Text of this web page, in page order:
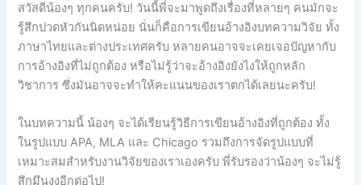
สวัสดีน้องๆ ทุกคนครับ! วันนี้พี่จะมาพูดถึงเรื่องที่หลายๆ คนมักจะ
รู้สึกปวดหัวกันนิดหน่อย นั่นก็คือการเขียนอ้างอิงบทความวิจัย ทั้ง
ภาษาไทยและต่างประเทศครับ หลายคนอาจจะเคยเจอปัญหากับ
การอ้างอิงที่ไม่ถูกต้อง หรือไม่รู้ว่าจะอ้างอิงยังไงให้ถูกหลัก
วิชาการ ซึ่งมันอาจจะทำให้คะแนนของเราตกได้เลยนะครับ!
ในบทความนี้ น้องๆ จะได้เรียนรู้วิธีการเขียนอ้างอิงที่ถูกต้อง ทั้ง
ในรูปแบบ APA, MLA และ Chicago รวมถึงการจัดรูปแบบที่
เหมาะสมสำหรับงานวิจัยของเราเองครับ พี่รับรองว่าน้องๆ จะไม่รู้
สึกมึนงงอีกต่อไป!